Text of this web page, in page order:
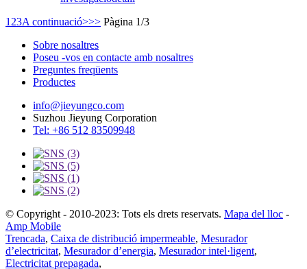
123A continuació>>> Pàgina 1/3
Sobre nosaltres
Poseu -vos en contacte amb nosaltres
Preguntes freqüents
Productes
info@jieyungco.com
Suzhou Jieyung Corporation
Tel: +86 512 83509948
© Copyright - 2010-2023: Tots els drets reservats. Mapa del lloc -
Amp Mobile
Trencada, Caixa de distribució impermeable, Mesurador
d’electricitat, Mesurador d’energia, Mesurador intel·ligent,
Electricitat prepagada,